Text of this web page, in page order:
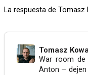
La respuesta de
Tomasz
War room de
Anton — dejen